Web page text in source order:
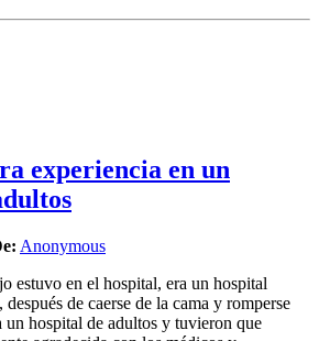
experiencia en un
Anonymous
estuvo en el hospital, era un hospital
de caerse de la cama y romperse
hospital de adultos y tuvieron que